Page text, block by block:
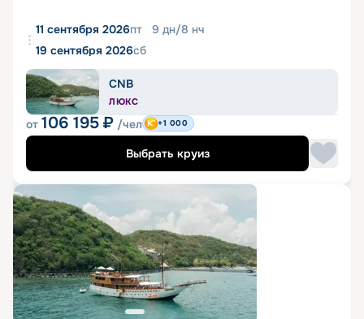
11 сентября 2026пт 9 дн/8 нч
19 сентября 2026сб
CNB
ЛЮКС
от 106 195 ₽ /чел +1 000
Выбрать круиз